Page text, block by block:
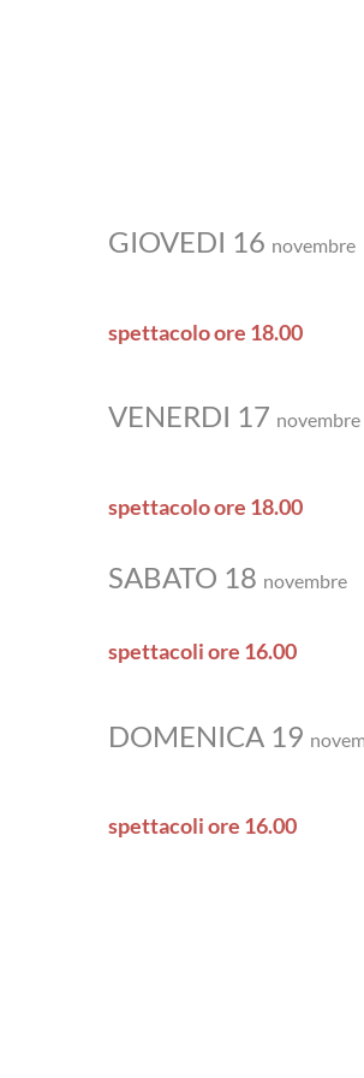
GIOVEDI 16 novembre
spettacolo ore 18.00
VENERDI 17 novembre
spettacolo ore 18.00
SABATO 18 novembre
spettacoli ore 16.00
DOMENICA 19
spettacoli ore 16.00